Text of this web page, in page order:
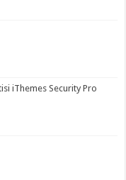
iThemes Security Pro